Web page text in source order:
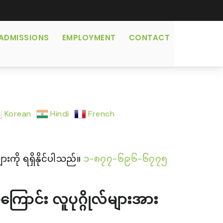
EMPLOYMENT CONTACT
Korean Hindi French
းကို ရရှိနိုင်ပါသည်။ ၁-၈၇၇-၆၉၆-၆၇၇၅
ာင်း လူပုဂ္ဂိုလ်များအား